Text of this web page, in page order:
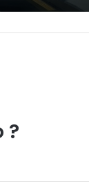
?